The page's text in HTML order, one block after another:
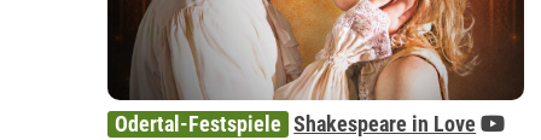
Odertal-Festspiele Shakespeare in Love